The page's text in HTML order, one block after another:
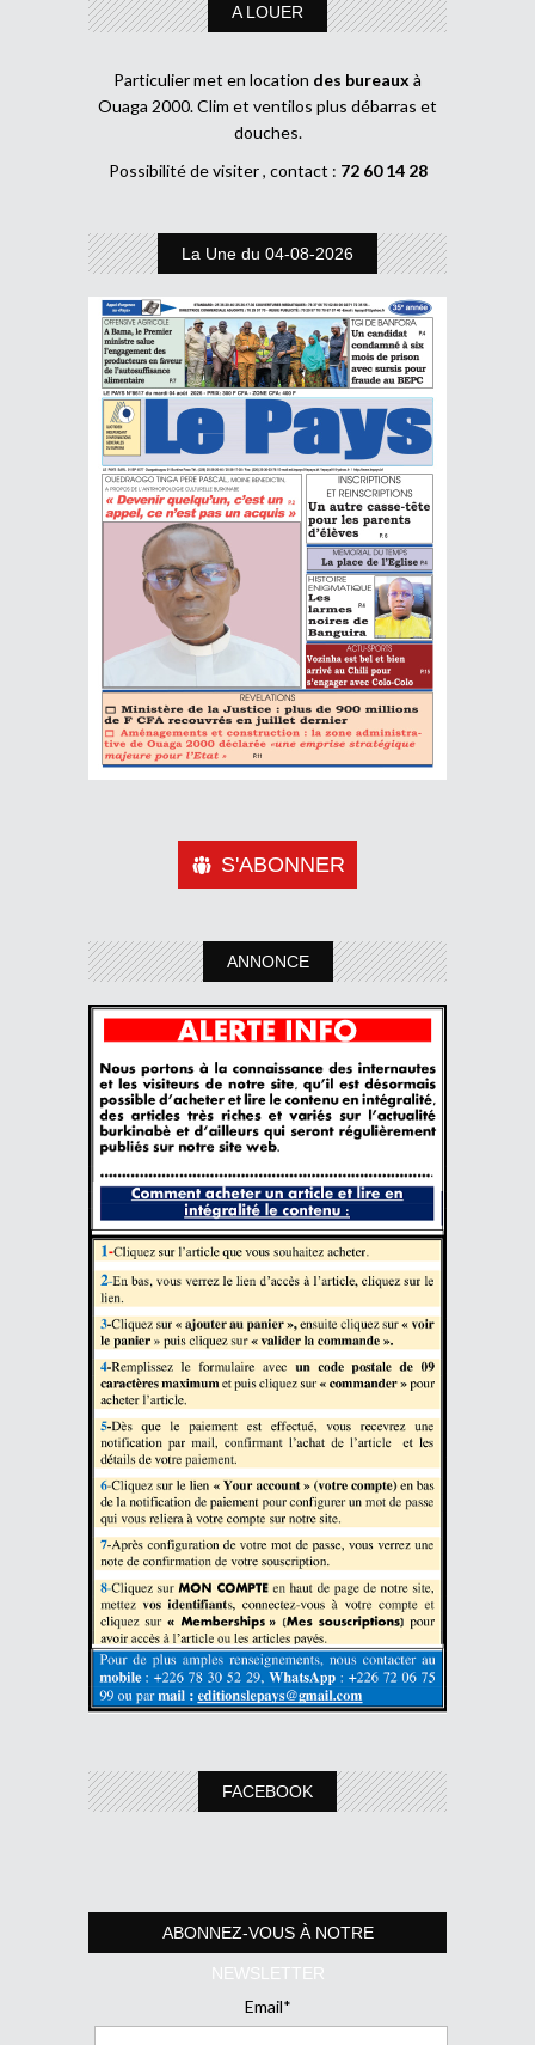
A LOUER
Particulier met en location des bureaux à
Ouaga 2000. Clim et ventilos plus débarras et
douches.
Possibilité de visiter , contact : 72 60 14 28
La Une du 04-08-2026
S'ABONNER
ANNONCE
FACEBOOK
ABONNEZ-VOUS À NOTRE
NEWSLETTER
Email*